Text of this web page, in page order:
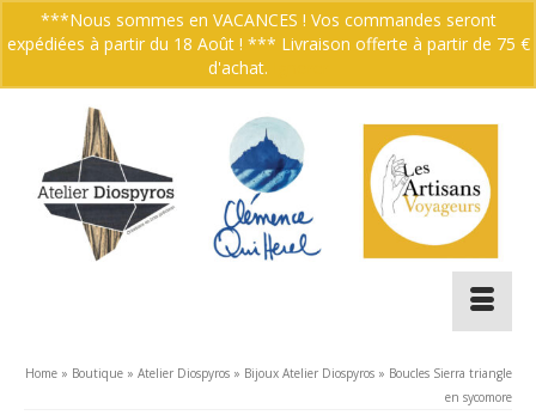
Votre panier 0.00€
Home » Boutique » Atelier Diospyros » Bijoux Atelier Diospyros » Boucles Sierra triangle
en sycomore
***Nous sommes en VACANCES ! Vos commandes seront
expédiées à partir du 18 Août ! *** Livraison offerte à partir de 75 €
d'achat.